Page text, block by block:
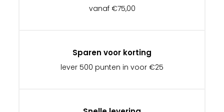
vanaf €75,00
Sparen voor korting
lever 500 punten in voor €25